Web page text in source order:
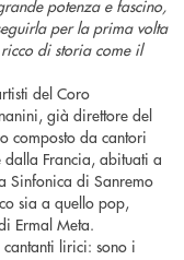
potenza e fascino,
per la prima volta
di storia come il
del Coro
già direttore del
composto da cantori
Francia, abituati a
Sinfonica di Sanremo
sia a quello pop,
Ermal Meta.
lirici: sono i